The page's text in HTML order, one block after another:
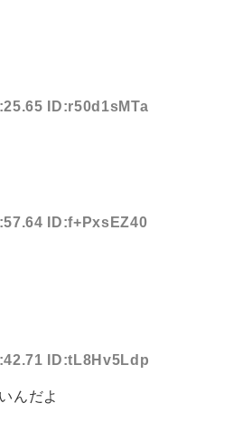
ID:r50d1sMTa
ID:f+PxsEZ40
ID:tL8Hv5Ldp
んだよ